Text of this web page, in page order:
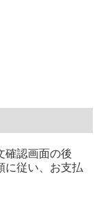
確認画面の後
に従い、お支払